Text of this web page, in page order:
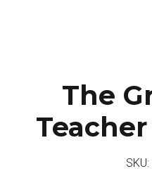
The
SKU: